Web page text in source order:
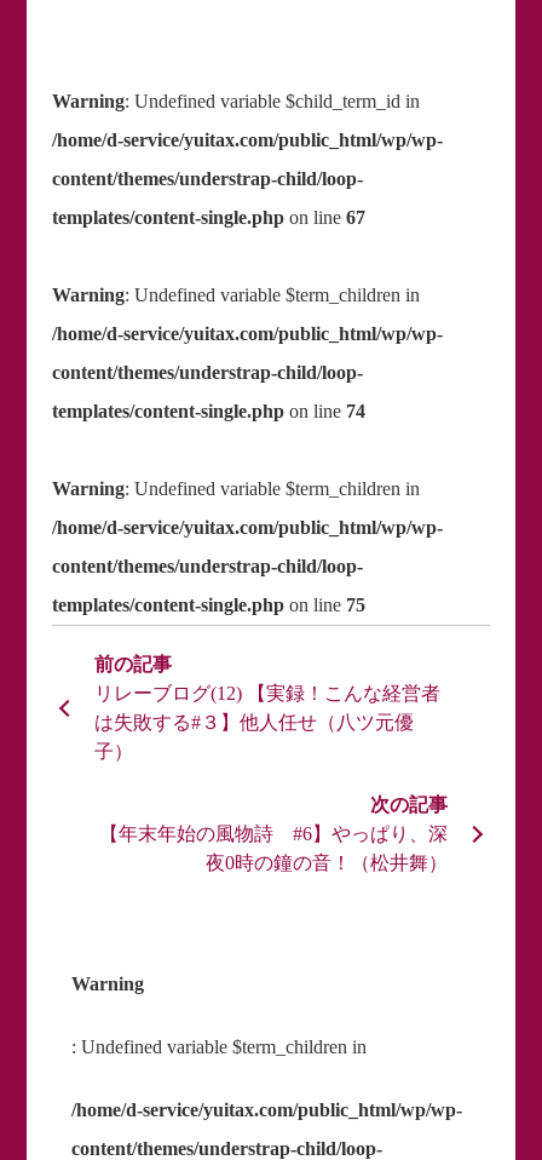
Warning: Undefined variable $child_term_id in
/home/d-service/yuitax.com/public_html/wp/wp-
content/themes/understrap-child/loop-
templates/content-single.phpon line 67
Warning: Undefined variable $term_children in
/home/d-service/yuitax.com/public_html/wp/wp-
content/themes/understrap-child/loop-
templates/content-single.phpon line 74
Warning: Undefined variable $term_children in
/home/d-service/yuitax.com/public_html/wp/wp-
content/themes/understrap-child/loop-
templates/content-single.phpon line 75
リレーブログ(12) 【実録！こんな経営者
は失敗する#３】他人任せ（八ツ元優
子）
Warning
: Undefined variable $term_children in
/home/d-service/yuitax.com/public_html/wp/wp-
content/themes/understrap-child/loop-
【年末年始の風物詩 #6】やっぱり、深
夜0時の鐘の音！（松井舞）